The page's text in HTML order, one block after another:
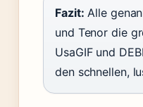
Fazit: Alle
und Tenor die
UsaGIF und
den schnellen,